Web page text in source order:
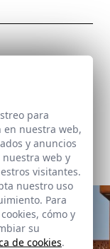
para
en nuestra web,
y anuncios
web y
visitantes.
nuestro uso
Para
cómo y
su
de cookies.